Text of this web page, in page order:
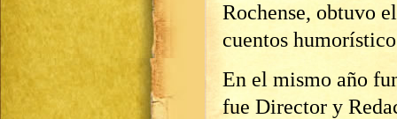
Rochense, obtuvo
cuentos
En el mismo año
fue Director y